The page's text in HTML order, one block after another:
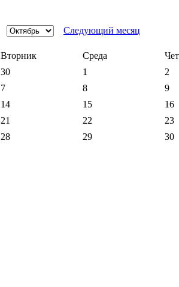
Следующий месяц
Вторник Среда
30 1
2
7 8
9
14 15
16
21 22
23
28 29 30